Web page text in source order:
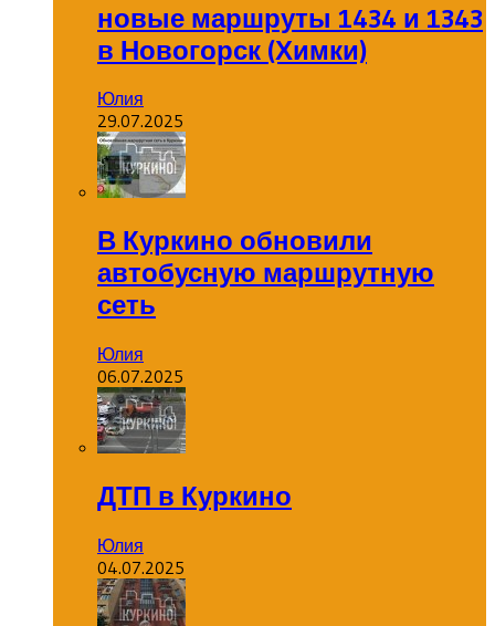
новые маршруты 1434 и 1343
в Новогорск (Химки)
Юлия
29.07.2025
В Куркино обновили
автобусную маршрутную
сеть
Юлия
06.07.2025
ДТП в Куркино
Юлия
04.07.2025